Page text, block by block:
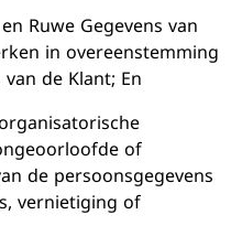
Ruwe Gegevens van
in overeenstemming
de Klant; En
of
de persoonsgegevens
vernietiging of